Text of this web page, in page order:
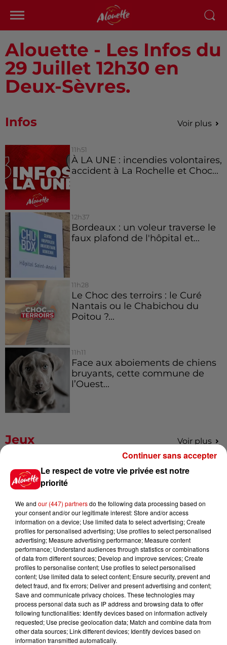
Alouette - Les Infos du
29 Juillet 12h30 en
Deux-Sèvres.
Infos Voir plus
11h51
À LA UNE : incendies volontaires,
accident à La Rochelle et Choc...
12h37
Bordeaux : un voleur traverse le
faux plafond de l'hôpital et...
11h28
Le Choc des terroirs : le Curé
Nantais ou le Chabichou du
Poitou ?...
11h11
Face aux aboiements de chiens
bruyants, cette commune de
l’Ouest...
Jeux Voir plus
Gagnez vos places pour
l'événement Ride the Show à
Gagnez vos places pour le
festival Marché Gourmand 2026
à Coulon !
Le Duel - Gagnez vos entrées
pour le parc animalier de votre
choix !
Le respect de votre vie privée est notre
priorité
We and our (447) partnersdo the following data processing based on
your consent and/or our legitimate interest: Store and/or access
information on a device; Use limited data to select advertising; Create
profiles for personalised advertising; Use profiles to select personalised
advertising; Measure advertising performance; Measure content
performance; Understand audiences through statistics or combinations
of data from different sources; Develop and improve services; Create
profiles to personalise content; Use profiles to select personalised
content; Use limited data to select content; Ensure security, prevent and
detect fraud, and fix errors; Deliver and present advertising and content;
Save and communicate privacy choices. These technologies may
process personal data such as IP address and browsing data to offer
following functionalities: Identify devices based on information actively
requested; Use precise geolocation data; Match and combine data from
other data sources; Link different devices; Identify devices based on
information transmitted automatically.
Continuer sans accepter